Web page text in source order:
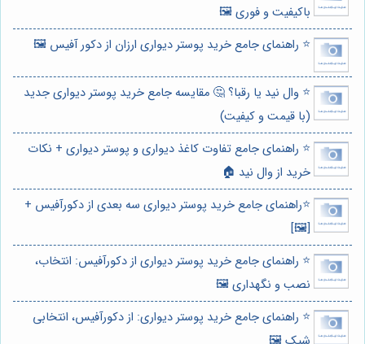
باکیفیت و فوری 🖼️
⭐️ راهنمای جامع خرید پوستر دیواری ارزان از دکور آفیس 🖼️
⭐️ وال نید یا رقبا؟ 🤔 مقایسه جامع خرید پوستر دیواری جدید
(با قیمت و کیفیت)
⭐️ راهنمای جامع تفاوت کاغذ دیواری و پوستر دیواری + نکات
خرید از وال نید 🏠
⭐️راهنمای جامع خرید پوستر دیواری سه بعدی از دکورآفیس +
[🖼️]
⭐️ راهنمای جامع خرید پوستر دیواری از دکورآفیس: انتخاب،
نصب و نگهداری 🖼️
⭐️ راهنمای جامع خرید پوستر دیواری: از دکورآفیس، انتخابی